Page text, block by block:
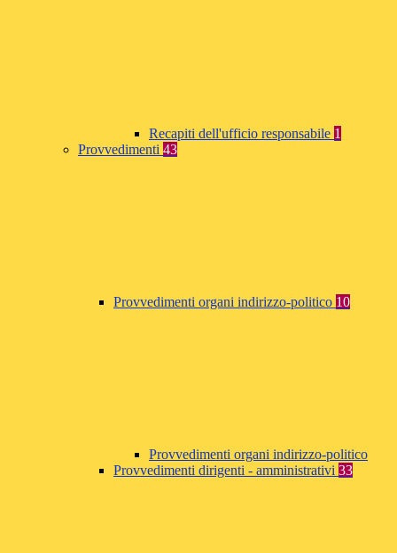
Recapiti dell'ufficio responsabile 1
Provvedimenti 43
Provvedimenti organi indirizzo-politico 10
Provvedimenti organi indirizzo-politico
Provvedimenti dirigenti - amministrativi 33